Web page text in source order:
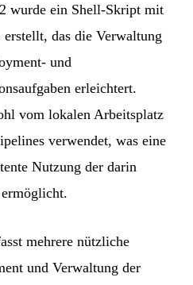
wurde ein Shell-Skript mit
erstellt, das die Verwaltung
und
erleichtert.
vom lokalen Arbeitsplatz
verwendet, was eine
Nutzung der darin
mehrere nützliche
und Verwaltung der